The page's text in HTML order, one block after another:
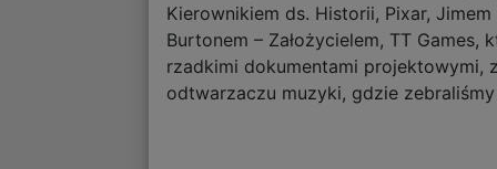
Kierownikiem ds. Historii, Pixar,
Burtonem – Założycielem, TT
rzadkimi dokumentami projektowymi,
odtwarzaczu muzyki, gdzie